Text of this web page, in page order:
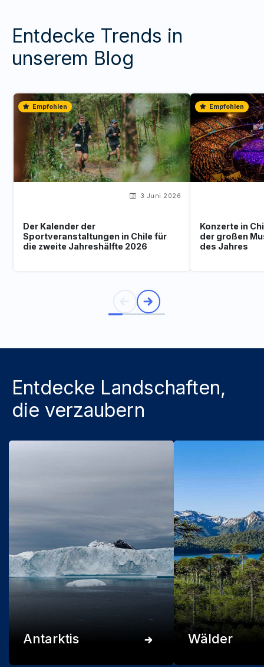
Entdecke Trends in
unserem Blog
Empfohlen
3 Juni 2026
Der Kalender der
Sportveranstaltungen in Chile für
die zweite Jahreshälfte 2026
Empfohlen
Konzerte in
der großen
des Jahres
Entdecke Landschaften,
die verzaubern
Antarktis Wälder